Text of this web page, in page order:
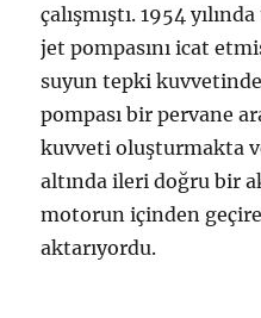
çalışmıştı. 1954
jet pompasını icat
suyun tepki
pompası bir pervane
kuvveti oluşturmakta
altında ileri doğru bir
motorun içinden
aktarıyordu.